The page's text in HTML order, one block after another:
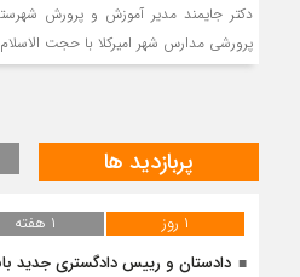
دکتر جایمند مدیر آموزش و پرورش
پرورشی مدارس شهر امیرکلا با حجت الاسلام
پربازدید ها
۱ روز ۱ هفته
دادستان و رییس دادگستری جدید